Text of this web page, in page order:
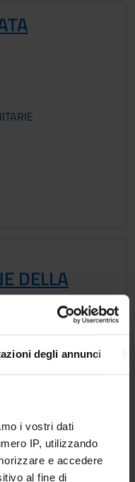
degli annunci
i vostri dati
IP, utilizzando
e accedere
al fine di
DELLA